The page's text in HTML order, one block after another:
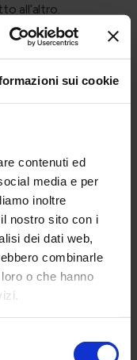
sui cookie
contenuti ed
media e per
inoltre
nostro sito con i
dei dati web,
combinarle
o che hanno
all’altro.
stata effettuata
dei singoli
che
disposizioni
in sede
il cambio,
le nuove
esistente.